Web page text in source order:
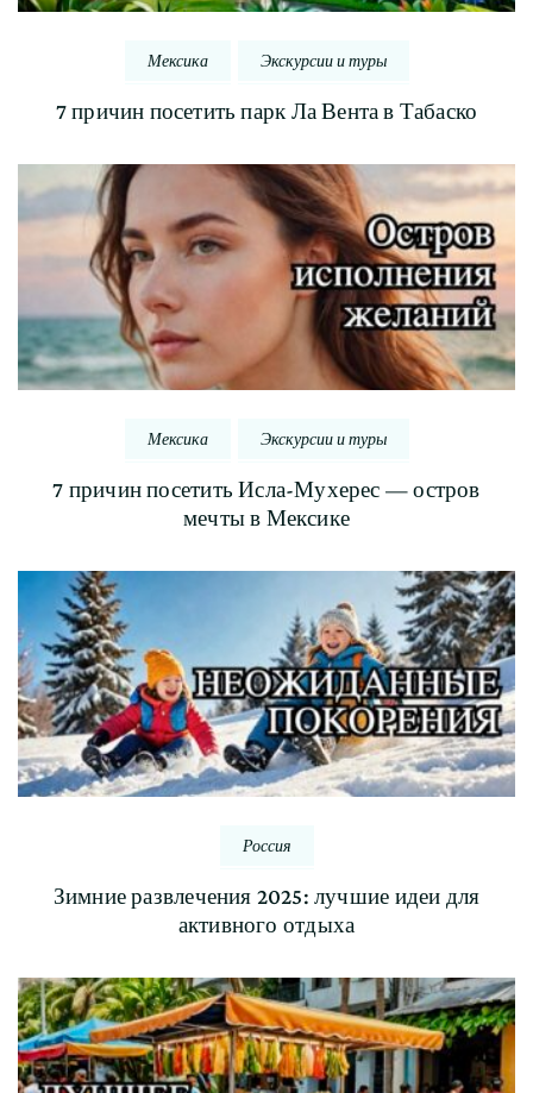
Мексика Экскурсии и туры
7 причин посетить парк Ла Вента в Табаско
Мексика Экскурсии и туры
7 причин посетить Исла-Мухерес — остров
мечты в Мексике
Россия
Зимние развлечения 2025: лучшие идеи для
активного отдыха